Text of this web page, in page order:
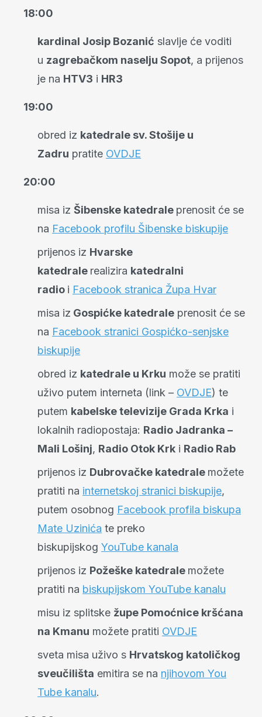
18:00
kardinal Josip Bozanić slavlje će voditi
u zagrebačkom naselju Sopot, a prijenos
je na HTV3 i HR3
19:00
obred iz katedrale sv. Stošije u
Zadru pratite OVDJE
20:00
misa iz Šibenske katedrale prenosit će se
na Facebook profilu Šibenske biskupije
prijenos iz Hvarske
katedrale realizira katedralni
radio i Facebook stranica Župa Hvar
misa iz Gospićke katedrale prenosit će se
na Facebook stranici Gospićko-senjske
biskupije
obred iz katedrale u Krku može se pratiti
uživo putem interneta (link – OVDJE) te
putem kabelske televizije Grada Krka i
lokalnih radiopostaja: Radio Jadranka –
Mali Lošinj, Radio Otok Krk i Radio Rab
prijenos iz Dubrovačke katedrale možete
pratiti na internetskoj stranici biskupije,
putem osobnog Facebook profila biskupa
Mate Uzinića te preko
biskupijskog YouTube kanala
prijenos iz Požeške katedrale možete
pratiti na biskupijskom YouTube kanalu
misu iz splitske župe Pomoćnice kršćana
na Kmanu možete pratiti OVDJE
sveta misa uživo s Hrvatskog katoličkog
sveučilišta emitira se na njihovom You
Tube kanalu.